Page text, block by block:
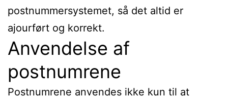
postnummersystemet, så det altid er
ajourført og korrekt.
Anvendelse af
postnumrene
Postnumrene anvendes ikke kun til at